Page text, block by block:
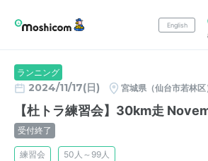
English
ランニング
2024/11/17(日) 宮城県（仙台市若林区
【杜トラ練習会】30km走
受付終了
練習会
50人～99人